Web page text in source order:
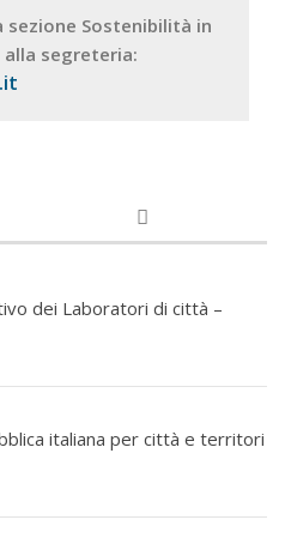
sezione Sostenibilità in
segreteria:
dei Laboratori di città –
italiana per città e territori